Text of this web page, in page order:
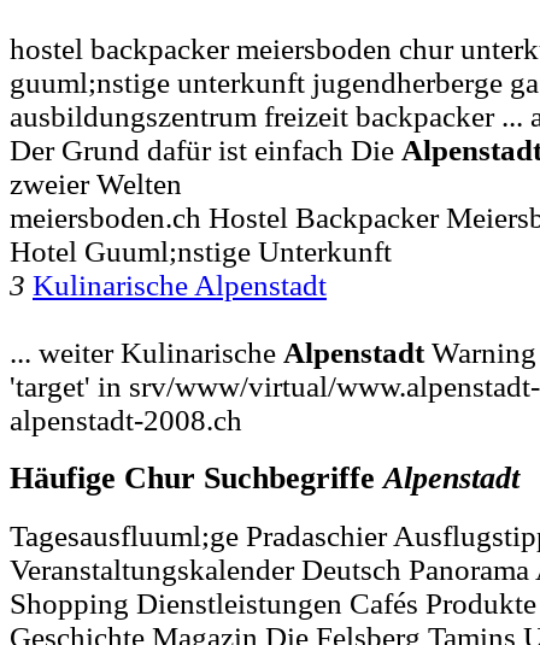
hostel backpacker meiersboden chur
guuml;nstige unterkunft jugendherberge
ausbildungszentrum freizeit backpacker ...
Der Grund dafür ist einfach Die
zweier Welten
meiersboden.ch Hostel Backpacker
Hotel Guuml;nstige Unterkunft
3 Kulinarische Alpenstadt
... weiter Kulinarische Alpenstadt
'target' in srv/www/virtual/
alpenstadt-2008.ch
Häufige Chur SuchbegriffeAlpenstadt
Tagesausfluuml;ge Pradaschier
Veranstaltungskalender Deutsch
Shopping Dienstleistungen Cafés
Geschichte Magazin Die Felsberg Tamins